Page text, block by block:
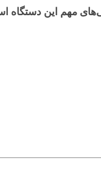
مهم این دستگاه